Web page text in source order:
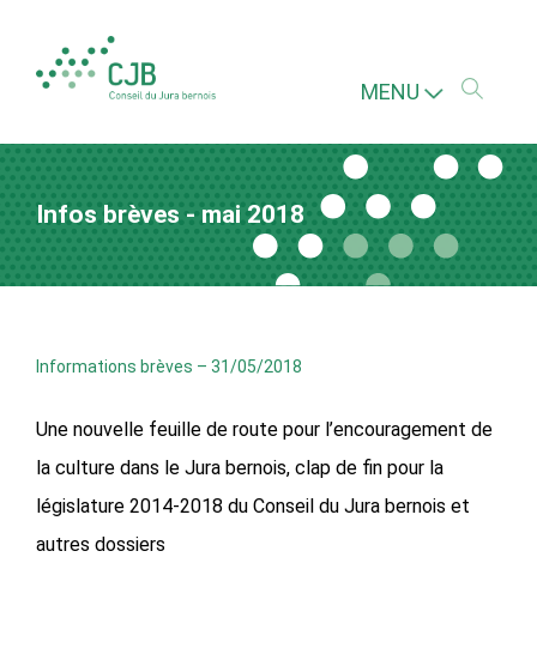
MENU
Infos brèves - mai 2018
Informations brèves – 31/05/2018
Une nouvelle feuille de route pour l’encouragement de
la culture dans le Jura bernois, clap de fin pour la
législature 2014-2018 du Conseil du Jura bernois et
autres dossiers